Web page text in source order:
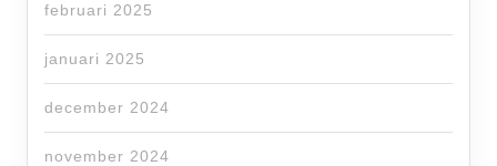
februari 2025
januari 2025
december 2024
november 2024